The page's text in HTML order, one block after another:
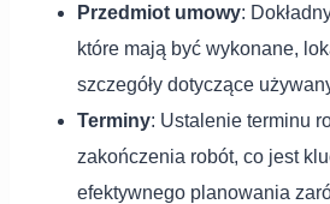
Przedmiot umowy:
które mają być wykonane,
szczegóły dotyczące
Terminy: Ustalenie terminu
zakończenia robót, co jest
efektywnego planowania